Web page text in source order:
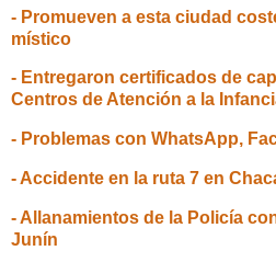
- Promueven a esta ciudad
místico
- Entregaron certificados de
Centros de Atención a la
- Problemas con WhatsApp,
- Accidente en la ruta 7 en
- Allanamientos de la Policía
Junín